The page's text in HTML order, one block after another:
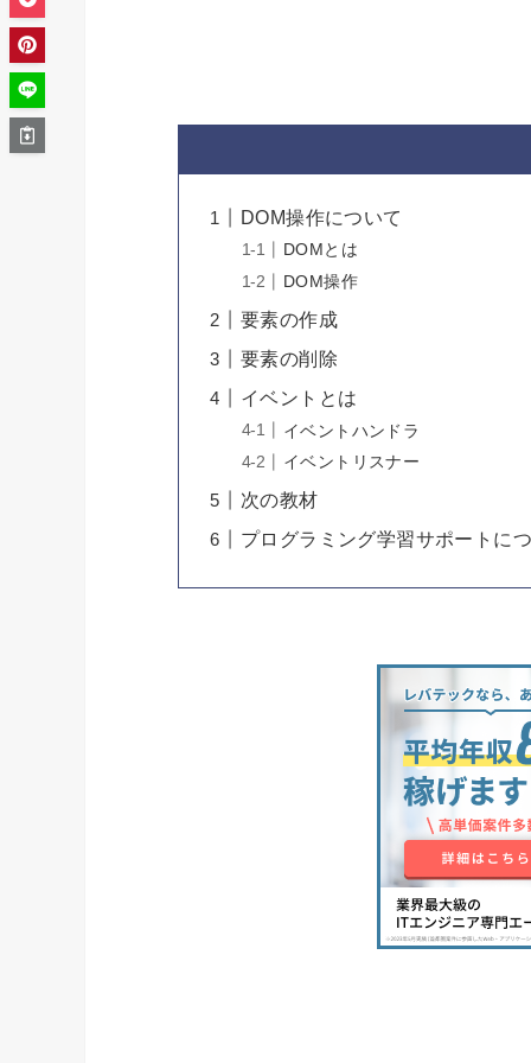
DOM操作について
DOMとは
DOM操作
要素の作成
要素の削除
イベントとは
イベントハンドラ
イベントリスナー
次の教材
プログラミング学習サポートに